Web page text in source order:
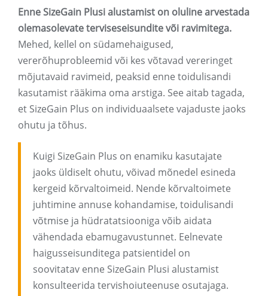
Enne SizeGain Plusi alustamist on oluline arvestada
olemasolevate terviseseisundite või ravimitega.
Mehed, kellel on südamehaigused,
vererõhuprobleemid või kes võtavad vereringet
mõjutavaid ravimeid, peaksid enne toidulisandi
kasutamist rääkima oma arstiga. See aitab tagada,
et SizeGain Plus on individuaalsete vajaduste jaoks
ohutu ja tõhus.
Kuigi SizeGain Plus on enamiku kasutajate
jaoks üldiselt ohutu, võivad mõnedel esineda
kergeid kõrvaltoimeid. Nende kõrvaltoimete
juhtimine annuse kohandamise, toidulisandi
võtmise ja hüdratatsiooniga võib aidata
vähendada ebamugavustunnet. Eelnevate
haigusseisunditega patsientidel on
soovitatav enne SizeGain Plusi alustamist
konsulteerida tervishoiuteenuse osutajaga.